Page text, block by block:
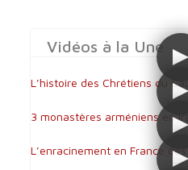
Vidéos à la Une
L’histoire des Chrétiens du
3 monastères arméniens en
L’enracinement en France